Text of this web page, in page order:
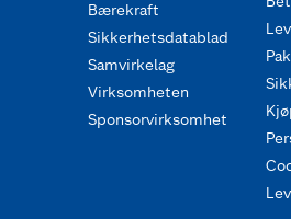
Bærekraft
Sikkerhetsdatablad
Samvirkelag
Virksomheten
Sponsorvirksomhet